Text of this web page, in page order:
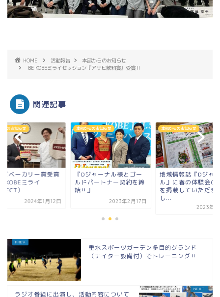
HOME 活動報告
本部からのお知らせ
BE KOBEミライセッション『アサヒ飲料賞』受賞‼
関連記事
らのお知らせ
ズベーカリー賞受賞
KOBEミライ
）
2024年1月12日
本部からのお知らせ
『Dジャーナル様とゴー
ルドパートナー契約を締
結‼』
2023年2月17日
本部からのお知らせ
地域情報誌『Dジャ
ル』に春の体験会の
を掲載していただき
し...
2023年4
垂水スポーツガーデン多目的グランド
（ナイター設備付）でトレーニング‼
ラジオ番組に出演し、活動内容について